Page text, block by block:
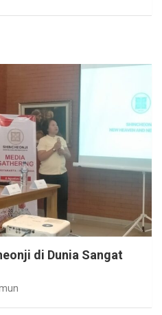
di Dunia Sangat